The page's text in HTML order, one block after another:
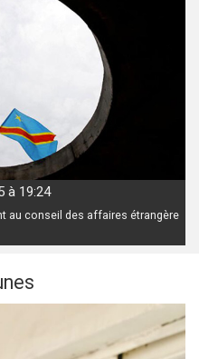
à 19:24
au conseil des affaires étrangère